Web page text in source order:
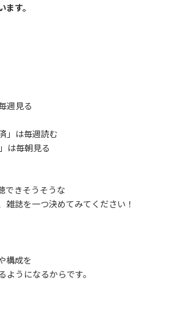
す。
週見る
」は毎週読む
は毎朝見る
できそうそうな
雑誌を一つ決めてみてください！
構成を
うになるからです。